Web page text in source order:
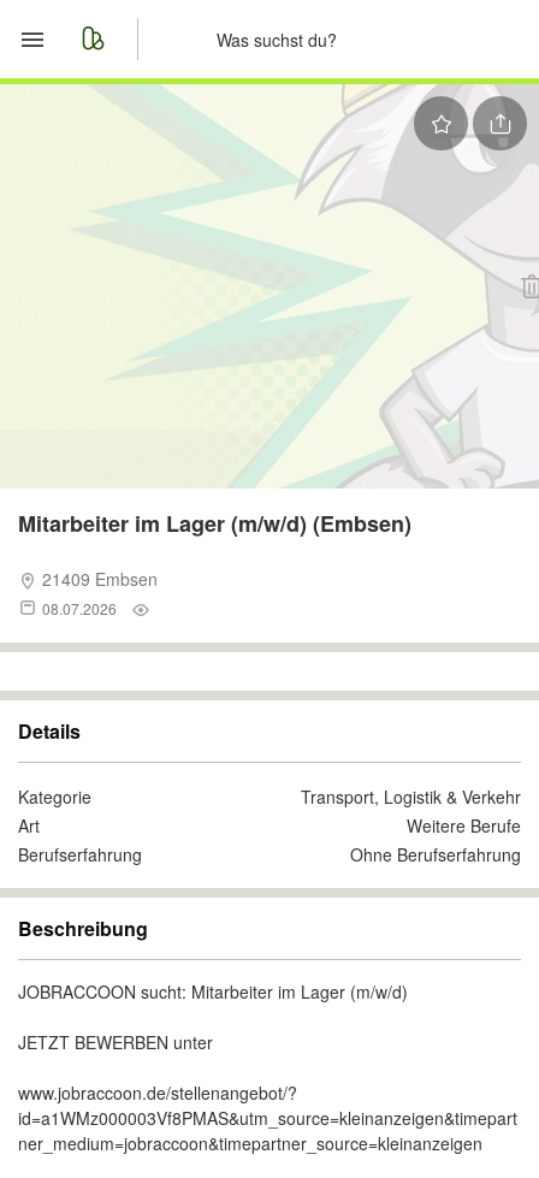
Nachrichten
Anzeige aufgeben
Mitarbeiter im Lager (m/w/d) (Embsen)
21409 Embsen
08.07.2026
Details
Kategorie
Transport, Logistik & Verkehr
Art
Weitere Berufe
Berufserfahrung
Ohne Berufserfahrung
Beschreibung
JOBRACCOON sucht: Mitarbeiter im Lager (m/w/d)
JETZT BEWERBEN unter
www.jobraccoon.de/stellenangebot/?
id=a1WMz000003Vf8PMAS&utm_source=kleinanzeigen&timepart
ner_medium=jobraccoon&timepartner_source=kleinanzeigen